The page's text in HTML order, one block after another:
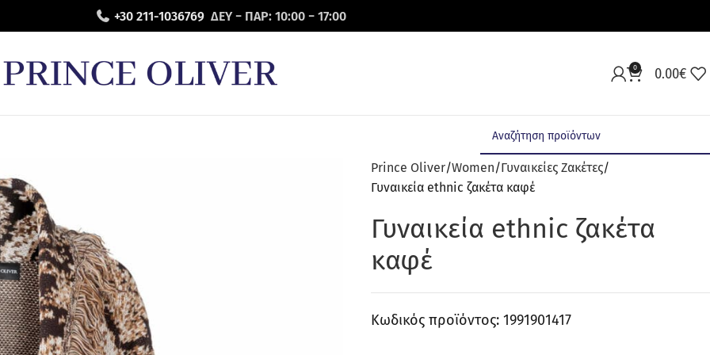
+30 211-1036769 ΔΕΥ − ΠΑΡ: 10:00 − 17:00
0 0.00€
Prince Oliver Women Γυναικείες Ζακέτες
Γυναικεία ethnic ζακέτα καφέ
Γυναικεία ethnic ζακέτα
καφέ
Κωδικός προϊόντος: 1991901417